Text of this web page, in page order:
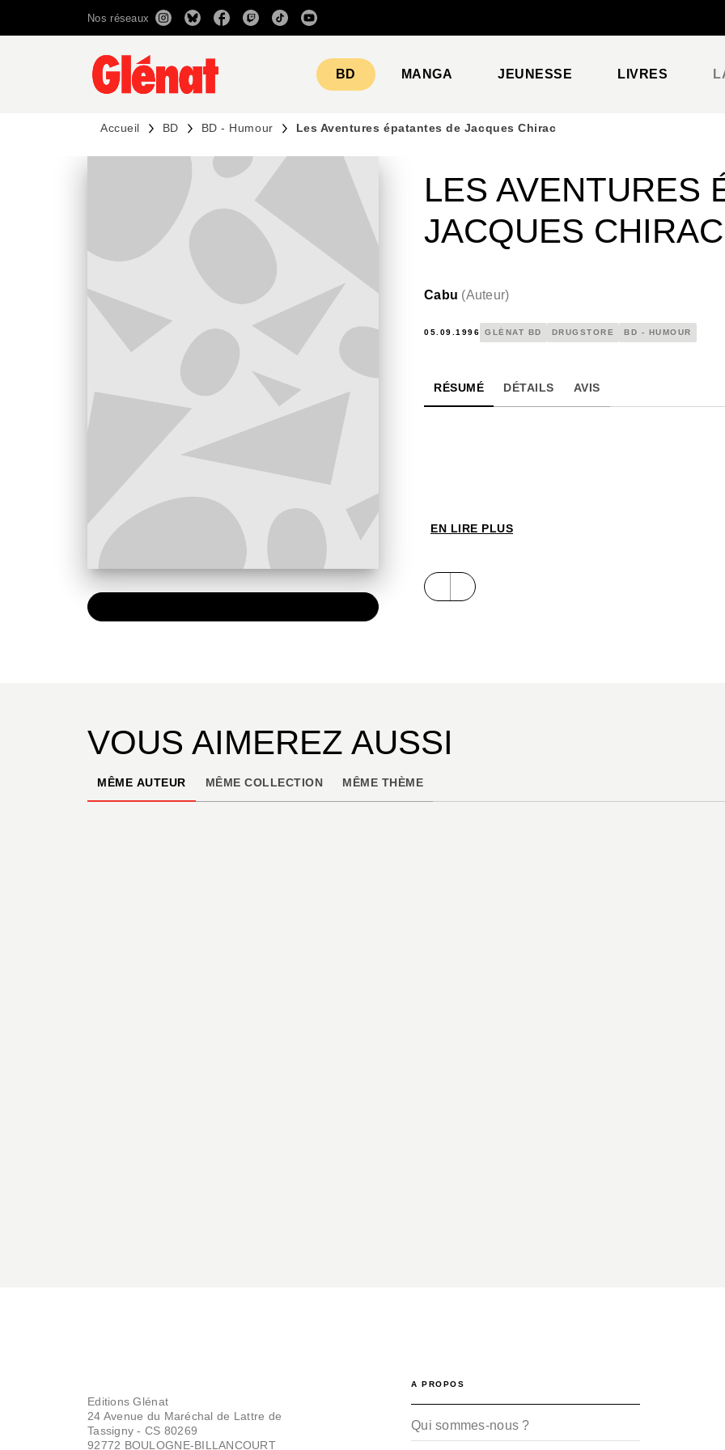
RECHERCHE CONTENU
Nos réseaux
BD MANGA JEUNESSE LIVRES
Accueil BD BD - Humour Les Aventures épatantes de Jacques Chirac
LES AVENTURES
JACQUES CHIRAC
Cabu (Auteur)
05.09.1996 GLÉNAT BD DRUGSTORE BD - HUMOUR
RÉSUMÉ DÉTAILS AVIS
EN LIRE PLUS
VOUS AIMEREZ AUSSI
MÊME AUTEUR MÊME COLLECTION MÊME THÈME
Editions Glénat
24 Avenue du Maréchal de Lattre de
Tassigny - CS 80269
92772 BOULOGNE-BILLANCOURT
A PROPOS
Qui sommes-nous ?